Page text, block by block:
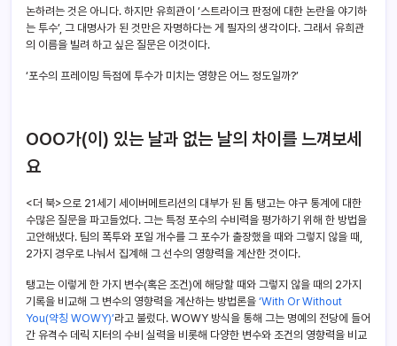
논하려는 것은 아니다. 하지만 유희관이 ‘스트라이크 판정에 대한 논란을 야기하
는 투수’, 그 대명사가 된 것만은 자명하다는 게 필자의 생각이다. 그래서 유희관
의 이름을 빌려 하고 싶은 질문은 이것이다.
‘포수의 프레이밍 득점에 투수가 미치는 영향은 어느 정도일까?’
OOO가(이) 있는 날과 없는 날의 차이를 느껴보세
요
<더 북>으로 21세기 세이버메트리션의 대부가 된 톰 탱고는 야구 통계에 대한
수많은 질문을 파고들었다. 그는 특정 포수의 수비력을 평가하기 위해 한 방법을
고안해냈다. 팀의 폭투와 포일 개수를 그 포수가 출장했을 때와 그렇지 않을 때,
2가지 경우로 나눠서 집계해 그 선수의 영향력을 계산한 것이다.
탱고는 이렇게 한 가지 변수(혹은 조건)에 해당할 때와 그렇지 않을 때의 2가지
기록을 비교해 그 변수의 영향력을 계산하는 방법론을 ‘With Or Without
You(약칭 WOWY)’라고 불렀다. WOWY 방식을 통해 그는 명예의 전당에 들어
간 유격수 데릭 지터의 수비 실력을 비롯해 다양한 변수와 조건의 영향력을 비교